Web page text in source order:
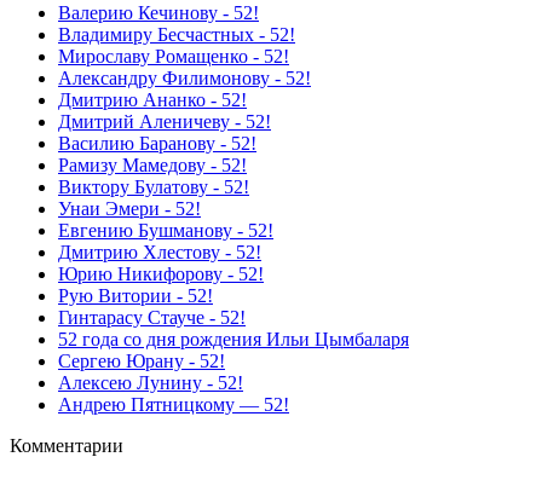
Валерию Кечинову - 52!
Владимиру Бесчастных - 52!
Мирославу Ромащенко - 52!
Александру Филимонову - 52!
Дмитрию Ананко - 52!
Дмитрий Аленичеву - 52!
Василию Баранову - 52!
Рамизу Мамедову - 52!
Виктору Булатову - 52!
Унаи Эмери - 52!
Евгению Бушманову - 52!
Дмитрию Хлестову - 52!
Юрию Никифорову - 52!
Рую Витории - 52!
Гинтарасу Стауче - 52!
52 года со дня рождения Ильи Цымбаларя
Сергею Юрану - 52!
Алексею Лунину - 52!
Андрею Пятницкому — 52!
Комментарии